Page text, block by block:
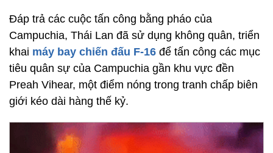
Đáp trả các cuộc tấn công bằng pháo của
Campuchia, Thái Lan đã sử dụng không quân, triển
khai máy bay chiến đấu F-16 để tấn công các mục
tiêu quân sự của Campuchia gần khu vực đền
Preah Vihear, một điểm nóng trong tranh chấp biên
giới kéo dài hàng thế kỷ.